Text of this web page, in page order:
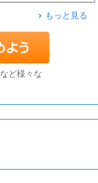
もっと見る
ど様々な